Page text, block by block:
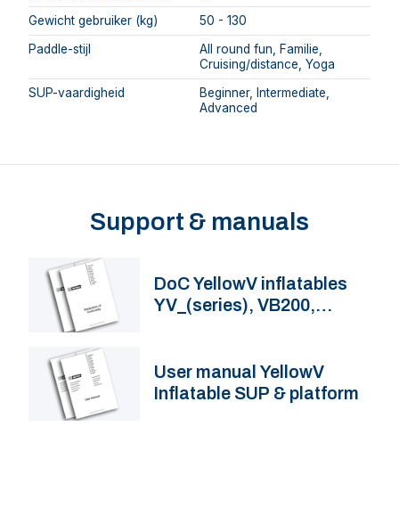
Gewicht gebruiker (kg)
50 - 130
Paddle-stijl
All round fun, Familie,
Cruising/distance, Yoga
SUP-vaardigheid
Beginner, Intermediate,
Advanced
Support & manuals
DoC YellowV inflatables
YV_(series), VB200,
User manual YellowV
Inflatable SUP & platform